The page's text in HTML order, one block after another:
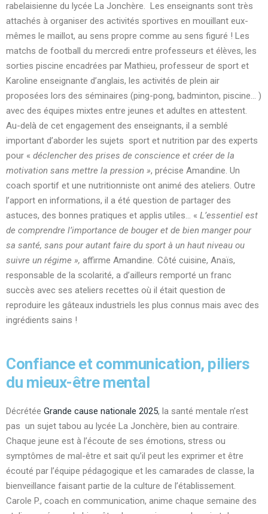
rabelaisienne du lycée La Jonchère. Les enseignants sont très
attachés à organiser des activités sportives en mouillant eux-
mêmes le maillot, au sens propre comme au sens figuré ! Les
matchs de football du mercredi entre professeurs et élèves, les
sorties piscine encadrées par Mathieu, professeur de sport et
Karoline enseignante d’anglais, les activités de plein air
proposées lors des séminaires (ping-pong, badminton, piscine… )
avec des équipes mixtes entre jeunes et adultes en attestent.
Au-delà de cet engagement des enseignants, il a semblé
important d’aborder les sujets sport et nutrition par des experts
pour « déclencher des prises de conscience et créer de la
motivation sans mettre la pression », précise Amandine. Un
coach sportif et une nutritionniste ont animé des ateliers. Outre
l’apport en informations, il a été question de partager des
astuces, des bonnes pratiques et applis utiles… « L’essentiel est
de comprendre l’importance de bouger et de bien manger pour
sa santé, sans pour autant faire du sport à un haut niveau ou
suivre un régime », affirme Amandine. Côté cuisine, Anaïs,
responsable de la scolarité, a d’ailleurs remporté un franc
succès avec ses ateliers recettes où il était question de
reproduire les gâteaux industriels les plus connus mais avec des
ingrédients sains !
Confiance et communication, piliers
du mieux-être mental
Décrétée Grande cause nationale 2025, la santé mentale n’est
pas un sujet tabou au lycée La Jonchère, bien au contraire.
Chaque jeune est à l’écoute de ses émotions, stress ou
symptômes de mal-être et sait qu’il peut les exprimer et être
écouté par l’équipe pédagogique et les camarades de classe, la
bienveillance faisant partie de la culture de l’établissement.
Carole P., coach en communication, anime chaque semaine des